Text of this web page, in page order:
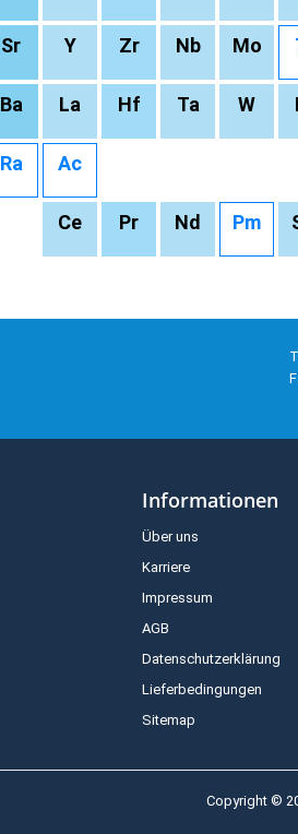
Sr Y Zr Nb Mo
Ba La Hf Ta W
Ra Ac
Ce Pr Nd Pm
Informationen
Über uns
Karriere
Impressum
AGB
Datenschutzerklärung
Lieferbedingungen
Sitemap
Copyright ©